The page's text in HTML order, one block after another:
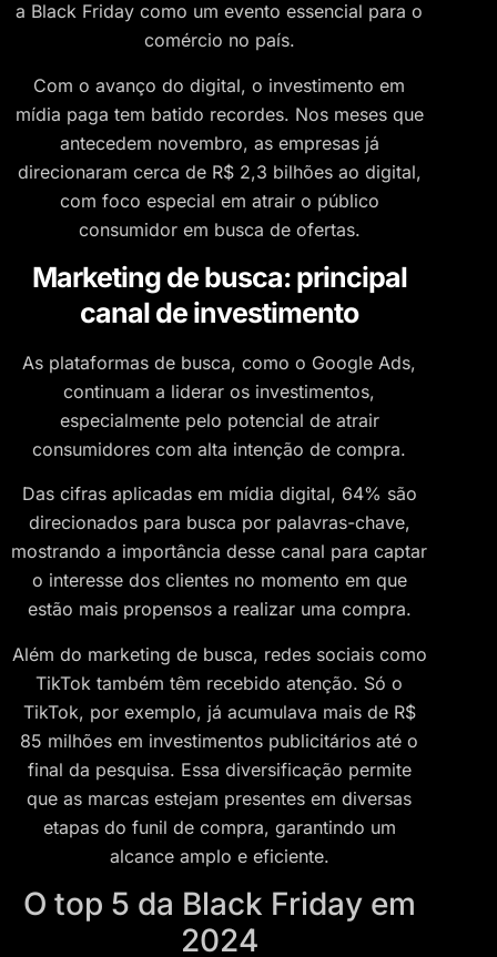
a Black Friday como um evento essencial para o
comércio no país.
Com o avanço do digital, o investimento em
mídia paga tem batido recordes. Nos meses que
antecedem novembro, as empresas já
direcionaram cerca de R$ 2,3 bilhões ao digital,
com foco especial em atrair o público
consumidor em busca de ofertas.
Marketing de busca: principal
canal de investimento
As plataformas de busca, como o Google Ads,
continuam a liderar os investimentos,
especialmente pelo potencial de atrair
consumidores com alta intenção de compra.
Das cifras aplicadas em mídia digital, 64% são
direcionados para busca por palavras-chave,
mostrando a importância desse canal para captar
o interesse dos clientes no momento em que
estão mais propensos a realizar uma compra.
Além do marketing de busca, redes sociais como
TikTok também têm recebido atenção. Só o
TikTok, por exemplo, já acumulava mais de R$
85 milhões em investimentos publicitários até o
final da pesquisa. Essa diversificação permite
que as marcas estejam presentes em diversas
etapas do funil de compra, garantindo um
alcance amplo e eficiente.
O top 5 da Black Friday em
2024